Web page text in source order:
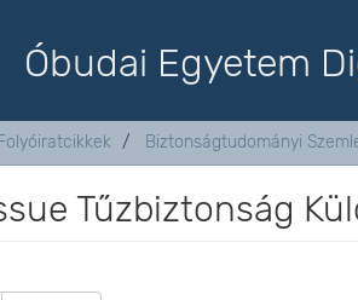
Óbudai Egyetem
Biztonságtudományi
Tűzbiztonság